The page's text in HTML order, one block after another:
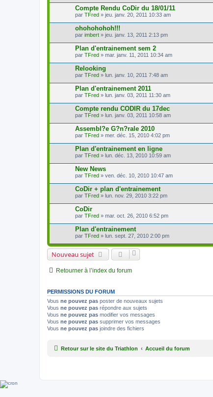
Compte Rendu CoDir du 18/01/11
par TFred » jeu. janv. 20, 2011 10:33 am
ohohohohoh!!!
par imbert » jeu. janv. 13, 2011 2:13 pm
Plan d'entrainement sem 2
par TFred » mar. janv. 11, 2011 10:34 am
Relooking
par TFred » lun. janv. 10, 2011 7:48 am
Plan d'entrainement 2011
par TFred » lun. janv. 03, 2011 11:30 am
Compte rendu CODIR du 17dec
par TFred » lun. janv. 03, 2011 10:58 am
Assembl?e G?n?rale 2010
par TFred » mer. déc. 15, 2010 4:02 pm
Plan d'entrainement en ligne
par TFred » lun. déc. 13, 2010 10:59 am
New News
par TFred » ven. déc. 10, 2010 10:47 am
CoDir + plan d'entrainement
par TFred » lun. nov. 29, 2010 3:22 pm
CoDir
par TFred » mar. oct. 26, 2010 6:52 pm
Plan d'entrainement
par TFred » lun. sept. 27, 2010 2:00 pm
Nouveau sujet
Retourner à l’index du forum
PERMISSIONS DU FORUM
Vous ne pouvez pas poster de nouveaux sujets
Vous ne pouvez pas répondre aux sujets
Vous ne pouvez pas modifier vos messages
Vous ne pouvez pas supprimer vos messages
Vous ne pouvez pas joindre des fichiers
Retour sur le site du Triathlon Accueil du forum